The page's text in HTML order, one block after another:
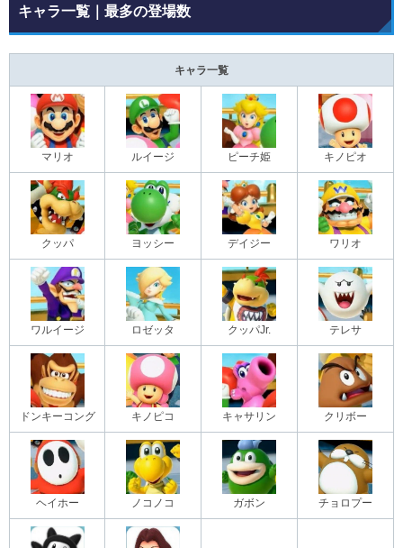
キャラ一覧｜最多の登場数
キャラ一覧
マリオ ルイージ ピーチ姫 キノピオ
クッパ ヨッシー デイジー ワリオ
ワルイージ ロゼッタ クッパJr. テレサ
ドンキーコング キノピコ キャサリン クリボー
ヘイホー ノコノコ ガボン チョロプー